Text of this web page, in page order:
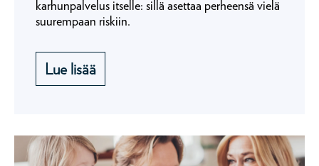
karhunpalvelus itselle: sillä asettaa perheensä vielä
suurempaan riskiin.
Lue lisää